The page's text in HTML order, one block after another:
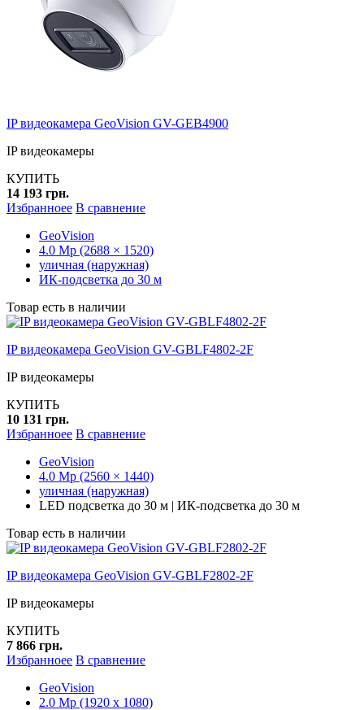
IP видеокамера GeoVision GV-GEB4900
IP видеокамеры
КУПИТЬ
14 193 грн.
Избранноее В сравнение
GeoVision
4.0 Mp (2688 × 1520)
уличная (наружная)
ИК-подсветка до 30 м
Товар есть в наличии
IP видеокамера GeoVision GV-GBLF4802-2F
IP видеокамеры
КУПИТЬ
10 131 грн.
Избранноее В сравнение
GeoVision
4.0 Mp (2560 × 1440)
уличная (наружная)
LED подсветка до 30 м | ИК-подсветка до 30 м
Товар есть в наличии
IP видеокамера GeoVision GV-GBLF2802-2F
IP видеокамеры
КУПИТЬ
7 866 грн.
Избранноее В сравнение
GeoVision
2.0 Mp (1920 x 1080)